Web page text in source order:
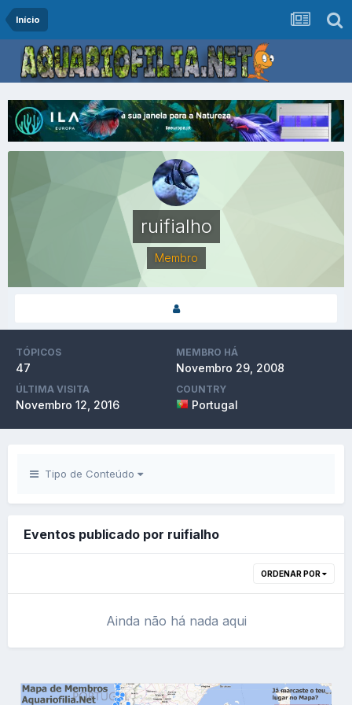
Início
ruifialho
Membro
TÓPICOS
47
MEMBRO HÁ
Novembro 29, 2008
ÚLTIMA VISITA
Novembro 12, 2016
COUNTRY
Portugal
Tipo de Conteúdo
Eventos publicado por ruifialho
ORDENAR POR
Ainda não há nada aqui